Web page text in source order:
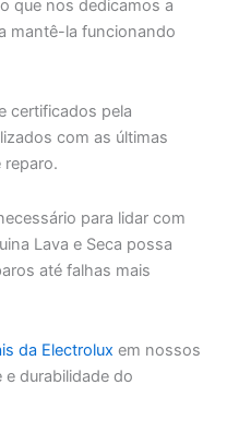
que nos dedicamos a
mantê-la funcionando
certificados pela
com as últimas
para lidar com
Lava e Seca possa
até falhas mais
da Electrolux em nossos
durabilidade do